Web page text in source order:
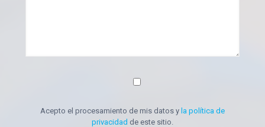
Acepto el procesamiento de mis datos y la política de
privacidad de este sitio.